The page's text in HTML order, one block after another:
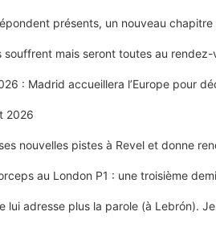
présents, un nouveau
souffrent mais seront toutes au
: Madrid accueillera l’Europe pour
2026
nouvelles pistes à Revel et donne
au London P1 : une troisième
lui adresse plus la parole (à Lebrón).